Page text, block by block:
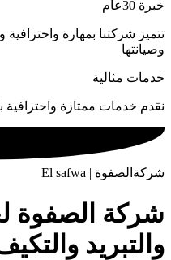
خبرة 30عام
تتميز شركتنا بمهارة
وصيانتها
خدمات مثالية
نقدم خدمات ممتازة
شركةالصفوة | El safwa
شركة الصفوة
والتبريد